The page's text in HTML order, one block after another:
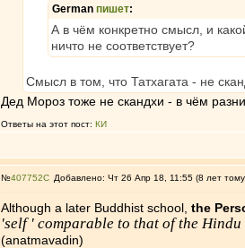
German пишет:
А в чём конкретно смысл, и
ничто не соответствует?
Смысл в том, что Татхагата - не
Дед Мороз тоже не скандхи - в чём
Ответы на этот пост: КИ
№407752 Добавлено: Чт 26 Апр 18, 11:55 (8 лет
Although a later Buddhist school, the
'self ' comparable to that of the Hindu
(anatmavadin)